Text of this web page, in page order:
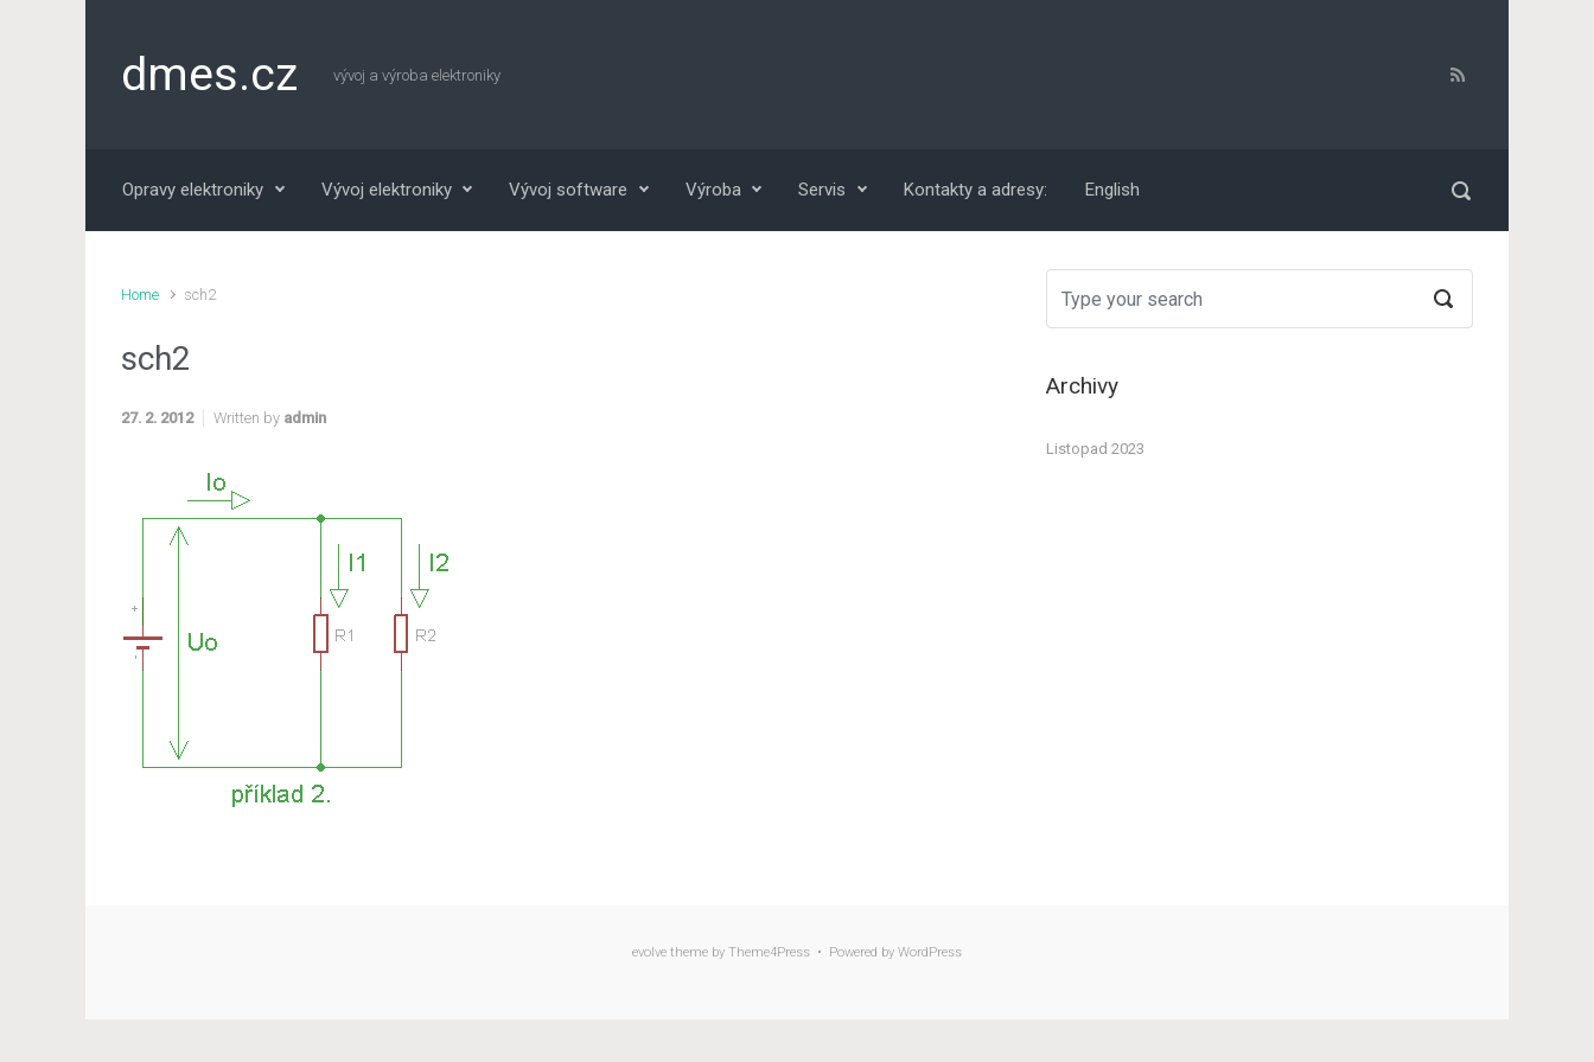
dmes.cz vývoj a výroba elektroniky
Opravy elektroniky Vývoj elektroniky Vývoj software Výroba Servis Kontakty a adresy: English
Home sch2
sch2
27. 2. 2012 Written by admin
Archivy
Listopad 2023
evolve theme by Theme4Press • Powered by WordPress